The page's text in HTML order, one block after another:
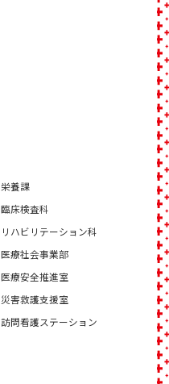
栄養課
臨床検査科
リハビリテーション科
医療社会事業部
医療安全推進室
災害救護支援室
訪問看護ステーション